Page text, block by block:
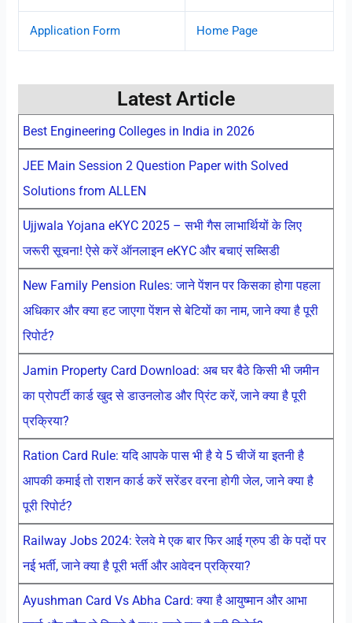
Application Form Home Page
Latest Article
Best Engineering Colleges in India in 2026
JEE Main Session 2 Question Paper with Solved
Solutions from ALLEN
Ujjwala Yojana eKYC 2025 – सभी गैस लाभार्थियों के लिए
जरूरी सूचना! ऐसे करें ऑनलाइन eKYC और बचाएं सब्सिडी
New Family Pension Rules: जाने पेंशन पर किसका होगा पहला
अधिकार और क्या हट जाएगा पेंशन से बेटियों का नाम, जाने क्या है पूरी
रिपोर्ट?
Jamin Property Card Download: अब घर बैठे किसी भी जमीन
का प्रोपर्टी कार्ड खुद से डाउनलोड और प्रिंट करें, जाने क्या है पूरी
प्रक्रिया?
Ration Card Rule: यदि आपके पास भी है ये 5 चीजें या इतनी है
आपकी कमाई तो राशन कार्ड करें सरेंडर वरना होगी जेल, जाने क्या है
पूरी रिपोर्ट?
Railway Jobs 2024: रेलवे मे एक बार फिर आई ग्रुप डी के पदों पर
नई भर्ती, जाने क्या है पूरी भर्ती और आवेदन प्रक्रिया?
Ayushman Card Vs Abha Card: क्या है आयुष्मान और आभा